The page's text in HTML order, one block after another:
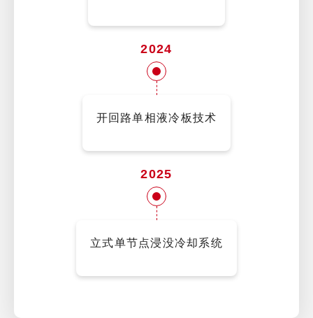
2024
开回路单相液冷板技术
2025
立式单节点浸没冷却系统